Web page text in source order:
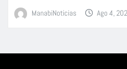
ManabiNoticias Ago 4,